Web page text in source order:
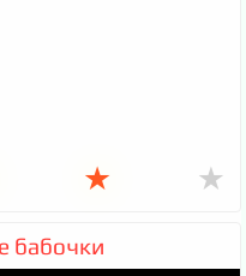
★ ★
бабочки